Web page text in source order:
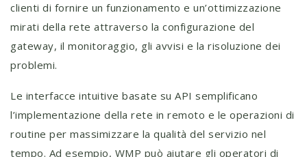
clienti di fornire un funzionamento e un’ottimizzazione
mirati della rete attraverso la configurazione del
gateway, il monitoraggio, gli avvisi e la risoluzione dei
problemi.
Le interfacce intuitive basate su API semplificano
l’implementazione della rete in remoto e le operazioni di
routine per massimizzare la qualità del servizio nel
tempo. Ad esempio, WMP può aiutare gli operatori di